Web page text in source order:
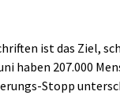
ist das Ziel,
haben 207.000
Stopp